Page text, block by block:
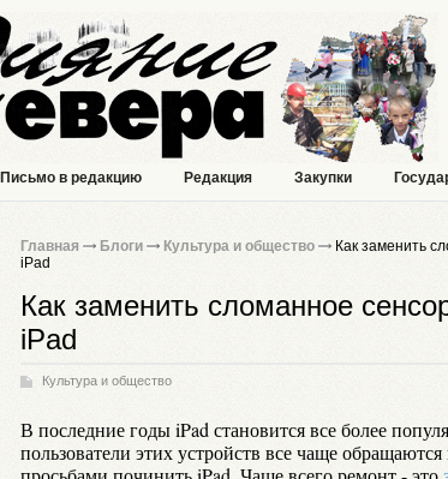
Письмо в редакцию Редакция Закупки
Главная Блоги Культура и общество
Как заменить
iPad
Как заменить сломанное
iPad
Культура и общество
В последние годы iPad становится все более
пользователи этих устройств все чаще